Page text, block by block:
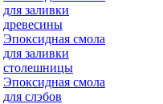
для заливки
древесины
Эпоксидная смола
для заливки
столешницы
Эпоксидная смола
для слэбов